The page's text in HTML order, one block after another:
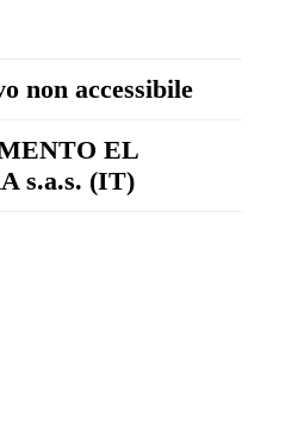
non accessibile
EL
s.a.s. (IT)